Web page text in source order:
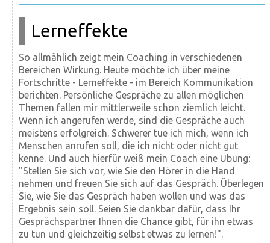
Lerneffekte
So allmählich zeigt mein Coaching in verschiedenen
Bereichen Wirkung. Heute möchte ich über meine
Fortschritte - Lerneffekte - im Bereich Kommunikation
berichten. Persönliche Gespräche zu allen möglichen
Themen fallen mir mittlerweile schon ziemlich leicht.
Wenn ich angerufen werde, sind die Gespräche auch
meistens erfolgreich. Schwerer tue ich mich, wenn ich
Menschen anrufen soll, die ich nicht oder nicht gut
kenne. Und auch hierfür weiß mein Coach eine Übung:
"Stellen Sie sich vor, wie Sie den Hörer in die Hand
nehmen und freuen Sie sich auf das Gespräch. Überlegen
Sie, wie Sie das Gespräch haben wollen und was das
Ergebnis sein soll. Seien Sie dankbar dafür, dass Ihr
Gesprächspartner Ihnen die Chance gibt, für ihn etwas
zu tun und gleichzeitig selbst etwas zu lernen!".